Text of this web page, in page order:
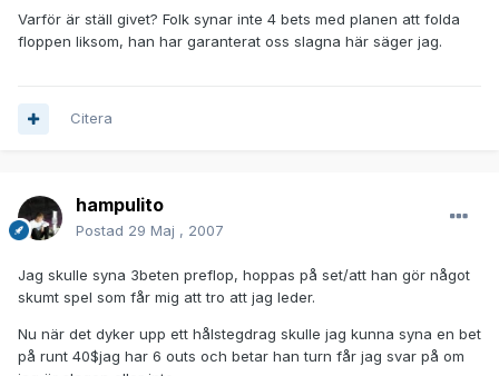
Varför är ställ givet? Folk synar inte 4 bets med planen att folda
floppen liksom, han har garanterat oss slagna här säger jag.
Citera
hampulito
Postad 29 Maj , 2007
Jag skulle syna 3beten preflop, hoppas på set/att han gör något
skumt spel som får mig att tro att jag leder.
Nu när det dyker upp ett hålstegdrag skulle jag kunna syna en bet
på runt 40$jag har 6 outs och betar han turn får jag svar på om